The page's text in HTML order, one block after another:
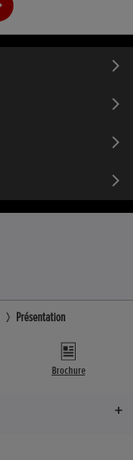
Présentation
Brochure